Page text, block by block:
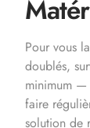
Pour vous
doublés,
minimum —
faire
solution de